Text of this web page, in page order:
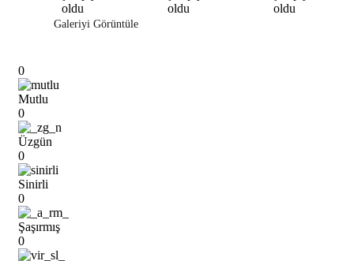
Galeriyi Görüntüle
0
Mutlu
0
Üzgün
0
Sinirli
0
Şaşırmış
0